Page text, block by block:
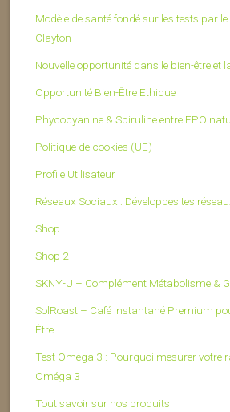
Modèle de santé fondé sur les tests par
Clayton
Nouvelle opportunité dans le bien-être et
Opportunité Bien-Être Ethique
Phycocyanine & Spiruline entre EPO
Politique de cookies (UE)
Profile Utilisateur
Réseaux Sociaux : Développes tes
Shop
Shop 2
SKNY-U – Complément Métabolisme &
SolRoast – Café Instantané Premium
Être
Test Oméga 3 : Pourquoi mesurer votre
Oméga 3
Tout savoir sur nos produits